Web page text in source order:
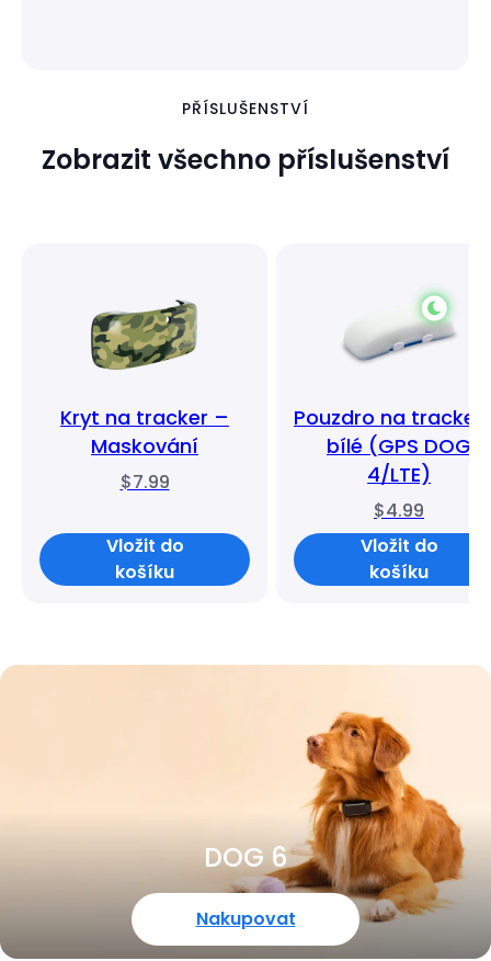
PŘÍSLUŠENSTVÍ
Zobrazit všechno příslušenství
Kryt na tracker –
Maskování
$7.99
Vložit do
košíku
Pouzdro na tracker
bílé (GPS DOG
4/LTE)
$4.99
Vložit do
košíku
DOG 6
Nakupovat